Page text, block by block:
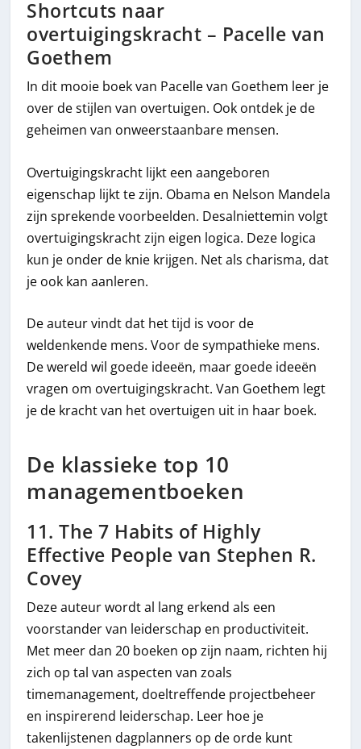
Shortcuts naar
overtuigingskracht – Pacelle van
Goethem
In dit mooie boek van Pacelle van Goethem leer je
over de stijlen van overtuigen. Ook ontdek je de
geheimen van onweerstaanbare mensen.
Overtuigingskracht lijkt een aangeboren
eigenschap lijkt te zijn. Obama en Nelson Mandela
zijn sprekende voorbeelden. Desalniettemin volgt
overtuigingskracht zijn eigen logica. Deze logica
kun je onder de knie krijgen. Net als charisma, dat
je ook kan aanleren.
De auteur vindt dat het tijd is voor de
weldenkende mens. Voor de sympathieke mens.
De wereld wil goede ideeën, maar goede ideeën
vragen om overtuigingskracht. Van Goethem legt
je de kracht van het overtuigen uit in haar boek.
De klassieke top 10
managementboeken
11. The 7 Habits of Highly
Effective People van Stephen R.
Covey
Deze auteur wordt al lang erkend als een
voorstander van leiderschap en productiviteit.
Met meer dan 20 boeken op zijn naam, richten hij
zich op tal van aspecten van zoals
timemanagement, doeltreffende projectbeheer
en inspirerend leiderschap. Leer hoe je
takenlijstenen dagplanners op de orde kunt